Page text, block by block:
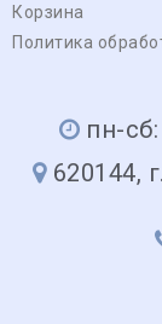
Корзина
Политика
пн-
620144,